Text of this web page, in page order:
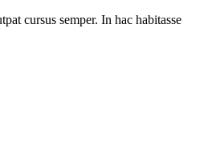
cursus semper. In hac habitasse